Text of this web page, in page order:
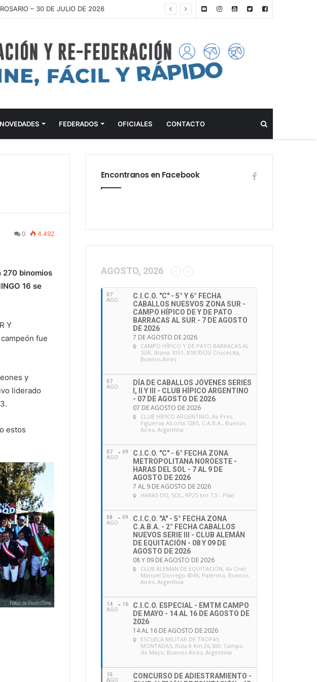
– 30 DE JULIO DE 2026
NOVEDADES FEDERADOS OFICIALES CONTACTO
0 4.492
270 binomios
16 se
Y
fue
y
liderado
estos
Encontranos en Facebook
AGOSTO, 2026
07
AGO
C.I.C.O. "C" - 5° Y 6° FECHA
CABALLOS NUESVOS ZONA SUR -
CAMPO HÍPICO DE Y DE PATO
BARRACAS AL SUR - 7 DE AGOSTO
DE 2026
7 DE AGOSTO DE 2026
CAMPO HÍPICO Y DE PATO BARRACAS AL
SUR, Alsina 1051, B1870CIU Crucecita,
Buenos Aires
07
AGO
DÍA DE CABALLOS JÓVENES SERIES
I, II Y III - CLUB HÍPICO ARGENTINO
- 07 DE AGOSTO DE 2026
07 DE AGOSTO DE 2026
CLUB HÍPICO ARGENTINO, Av Pres.
Figueroa Alcorta 7285, C.A.B.A., Buenos
Aires, Argentina
07
AGO
09
C.I.C.O. "C" - 6° FECHA ZONA
METROPOLITANA NOROESTE -
HARAS DEL SOL - 7 AL 9 DE
AGOSTO DE 2026
7 AL 9 DE AGOSTO DE 2026
HARAS DEL SOL, RP25 km 7,5 - Pilar
08
AGO
09
C.I.C.O. "A" - 5° FECHA ZONA
C.A.B.A. - 2° FECHA CABALLOS
NUEVOS SERIE III - CLUB ALEMÁN
DE EQUITACIÓN - 08 Y 09 DE
AGOSTO DE 2026
08 Y 09 DE AGOSTO DE 2026
CLUB ALEMÁN DE EQUITACIÓN, Av Cnel
Manuel Dorrego 4045, Palermo, Buenos
Aires, Argentina
14
AGO
16
C.I.C.O. ESPECIAL - EMTM CAMPO
DE MAYO - 14 AL 16 DE AGOSTO DE
2026
14 AL 16 DE AGOSTO DE 2026
ESCUELA MILITAR DE TROPAS
MONTADAS, Ruta 8 Km 26,500, Campo
de Mayo, Buenos Aires, Argentina
15
AGO
CONCURSO DE ADIESTRAMIENTO -